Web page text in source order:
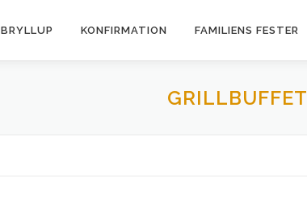
BRYLLUP KONFIRMATION FAMILIENS FESTER
GRILLBUFFET